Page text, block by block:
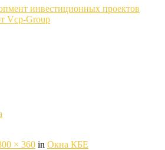
инвестиционных проектов
Vcp-Group
× 360 in Окна КБЕ